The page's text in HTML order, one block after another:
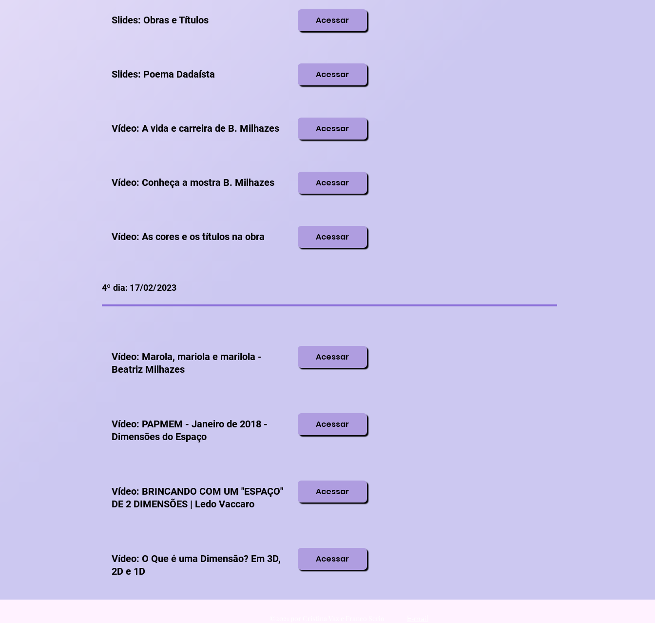
Slides: Obras e Títulos Acessar
Slides: Poema Dadaísta Acessar
Vídeo: A vida e carreira de B. Milhazes Acessar
Vídeo: Conheça a mostra B. Milhazes Acessar
Vídeo: As cores e os títulos na obra Acessar
4º dia: 17/02/2023
Vídeo: Marola, mariola e marilola -
Beatriz Milhazes
Acessar
Vídeo: PAPMEM - Janeiro de 2018 -
Dimensões do Espaço
Acessar
Vídeo: BRINCANDO COM UM "ESPAÇO"
DE 2 DIMENSÕES | Ledo Vaccaro
Acessar
Vídeo: O Que é uma Dimensão? Em 3D,
2D e 1D
Acessar